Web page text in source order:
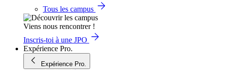
Tous les campus
Viens nous rencontrer !
Inscris-toi à une JPO
Expérience Pro.
Expérience Pro.